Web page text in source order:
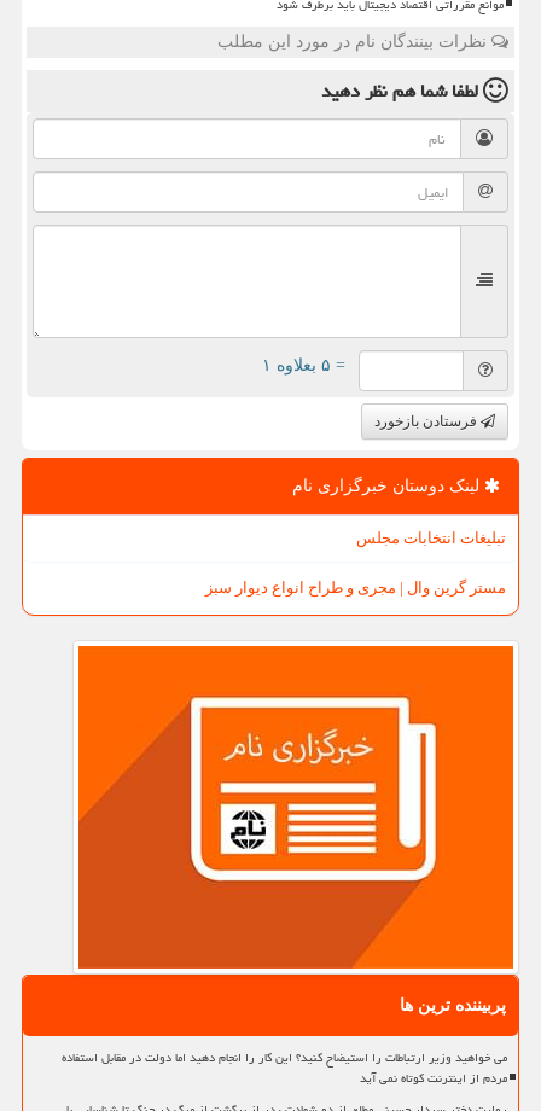
موانع مقرراتی اقتصاد دیجیتال باید برطرف شود
نظرات بینندگان نام در مورد این مطلب
لطفا شما همنظر دهید
= ۵ بعلاوه ۱
فرستادن بازخورد
لینک دوستان خبرگزاری نام
تبلیغات انتخابات مجلس
مستر گرین وال | مجری و طراح انواع دیوار سبز
پربیننده ترین ها
می خواهید وزیر ارتباطات را استیضاح کنید؟ این کار را انجام دهید اما دولت در مقابل استفاده
مردم از اینترنت کوتاه نمی آید